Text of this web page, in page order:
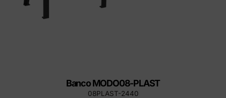
Banco MODO08-PLAST
08PLAST-2440